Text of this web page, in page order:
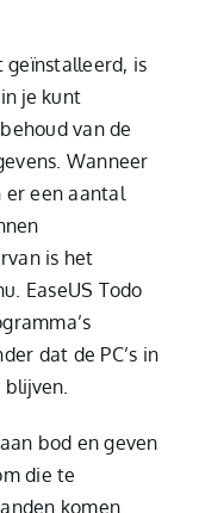
geïnstalleerd, is
je kunt
van de
Wanneer
er een aantal
is het
EaseUS Todo
dat de PC’s in
bod en geven
die te
komen